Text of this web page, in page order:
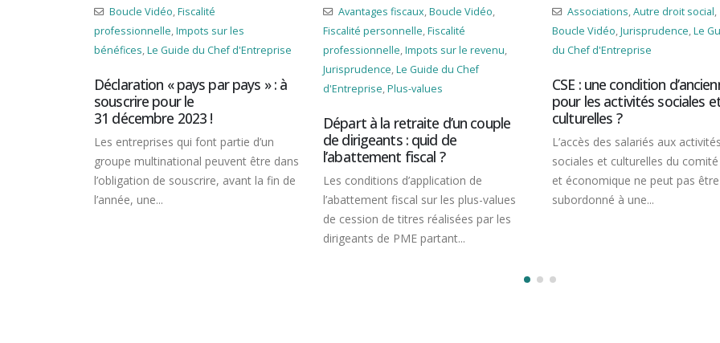
Avantages fiscaux,Boucle Vidéo
Fiscalité personnelle,Fiscalité
professionnelle,Impots sur le revenu,
d'Entreprise,Plus-values
Départ à la retraite d’un couple
de dirigeants : quid de
l’abattement fiscal ?
Les conditions d’application de
l’abattement fiscal sur les plus-values
Associations,Autre droit social,
Boucle Vidéo,Jurisprudence,
du Chef d'Entreprise
CSE : une condition d’ancienneté
pour les activités sociales et
culturelles ?
L’accès des salariés aux activités
sociales et culturelles du comité social
et économique ne peut pas être
subordonné à une...
Associations,Boucle Vidéo,
professionnelle,Le Guide du Chef
d'Entreprise,Taxes locales/Impôts
CFE 2023 : pensez à payer
solde pour le 15 décembre !
Le solde de la cotisation
entreprises (CFE) 2023 doit être
au plus tard le 15 décembre
Les entreprises...